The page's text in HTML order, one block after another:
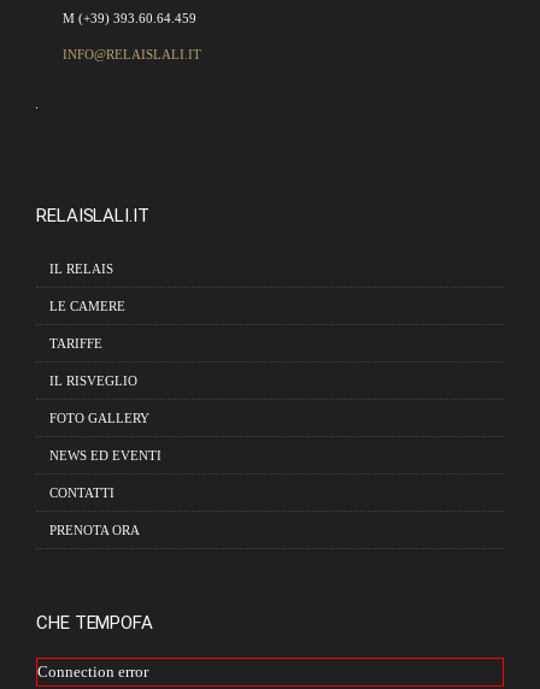
M (+39) 393.60.64.459
INFO@RELAISLALI.IT
RELAISLALI.IT
IL RELAIS
LE CAMERE
TARIFFE
IL RISVEGLIO
FOTO GALLERY
NEWS ED EVENTI
CONTATTI
PRENOTA ORA
CHE TEMPOFA
Connection error